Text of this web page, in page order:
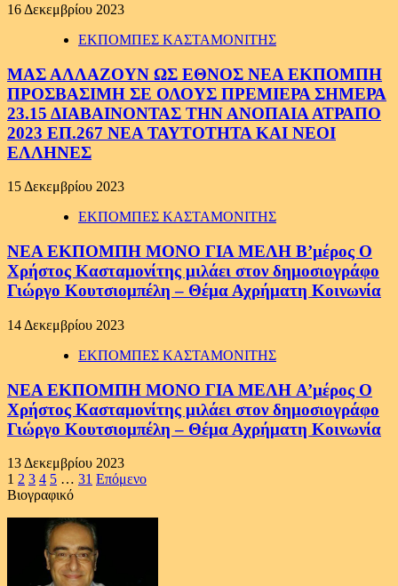
16 Δεκεμβρίου 2023
ΕΚΠΟΜΠΕΣ ΚΑΣΤΑΜΟΝΙΤΗΣ
ΜΑΣ ΑΛΛΑΖΟΥΝ ΩΣ ΕΘΝΟΣ ΝΕΑ ΕΚΠΟΜΠΗ
ΠΡΟΣΒΑΣΙΜΗ ΣΕ ΟΛΟΥΣ ΠΡΕΜΙΕΡΑ ΣΗΜΕΡΑ
23.15 ΔΙΑΒΑΙΝΟΝΤΑΣ ΤΗΝ ΑΝΟΠΑΙΑ ΑΤΡΑΠΟ
2023 ΕΠ.267 ΝΕΑ ΤΑΥΤΟΤΗΤΑ ΚΑΙ ΝΕΟΙ
ΕΛΛΗΝΕΣ
15 Δεκεμβρίου 2023
ΕΚΠΟΜΠΕΣ ΚΑΣΤΑΜΟΝΙΤΗΣ
ΝΕΑ ΕΚΠΟΜΠΗ ΜΟΝΟ ΓΙΑ ΜΕΛΗ Β’μέρος O
Χρήστος Κασταμονίτης μιλάει στον δημοσιογράφο
Γιώργο Κουτσιομπέλη – Θέμα Αχρήματη Κοινωνία
14 Δεκεμβρίου 2023
ΕΚΠΟΜΠΕΣ ΚΑΣΤΑΜΟΝΙΤΗΣ
ΝΕΑ ΕΚΠΟΜΠΗ ΜΟΝΟ ΓΙΑ ΜΕΛΗ A’μέρος O
Χρήστος Κασταμονίτης μιλάει στον δημοσιογράφο
Γιώργο Κουτσιομπέλη – Θέμα Αχρήματη Κοινωνία
13 Δεκεμβρίου 2023
Σελιδοποίηση
άρθρων
1 2 3 4 5 … 31 Επόμενο
Βιογραφικό